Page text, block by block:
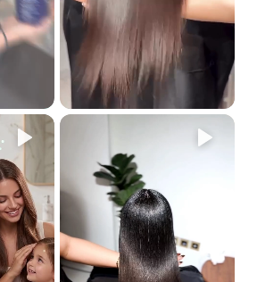
شامبو ديتوكس 500 مل
علاج ديتوكس بالانسهو خط فاخر يحتوي
مثل معقد متعدد الفيتامينات مع تركيز عالٍ من
والزنجبيل. هذا الخط يعالج الشعر الدهني
مباشرة على فروة الرأس لتقليل التقشر وتعزيز
الجلد. يُعتبر علاجًا مثاليًا لجميع مشاكل فروة
الزهم (الشعر الدهني)، القشرة (بسبب
(الصلع). غني بالعوامل المرطبة المستخلصة
شعرك إحساسًا بالانتعاش يدوم طوال اليوم